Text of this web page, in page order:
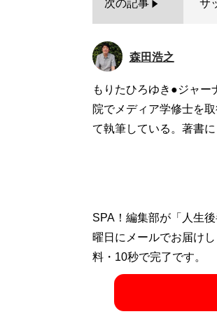
次の記事 サ
森田浩之
もりたひろゆき●ジャ
院でメディア学修士を
て執筆している。著書
SPA！編集部が「人生
曜日にメールでお届け
料・10秒で完了です。